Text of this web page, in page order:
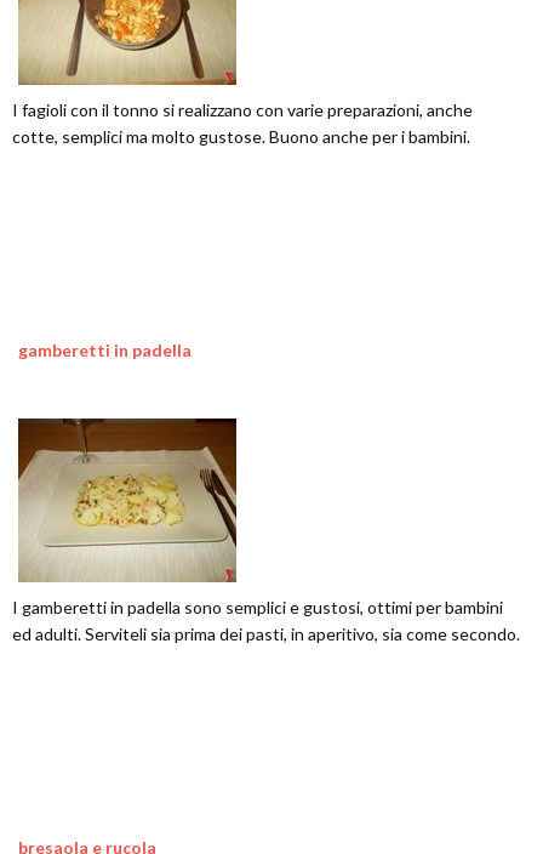
I fagioli con il tonno si realizzano con varie preparazioni, anche
cotte, semplici ma molto gustose. Buono anche per i bambini.
gamberetti in padella
I gamberetti in padella sono semplici e gustosi, ottimi per bambini
ed adulti. Serviteli sia prima dei pasti, in aperitivo, sia come secondo.
bresaola e rucola